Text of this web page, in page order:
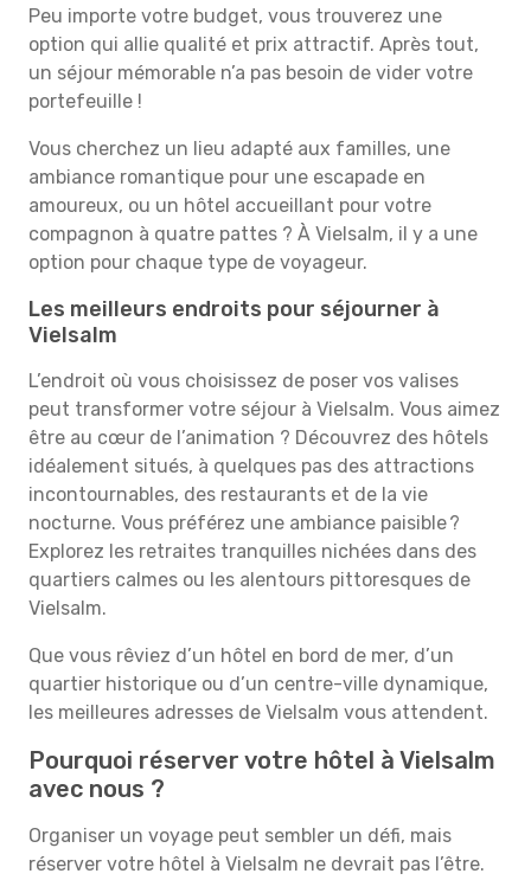
Peu importe votre budget, vous trouverez une
option qui allie qualité et prix attractif. Après tout,
un séjour mémorable n’a pas besoin de vider votre
portefeuille !
Vous cherchez un lieu adapté aux familles, une
ambiance romantique pour une escapade en
amoureux, ou un hôtel accueillant pour votre
compagnon à quatre pattes ? À Vielsalm, il y a une
option pour chaque type de voyageur.
Les meilleurs endroits pour séjourner à
Vielsalm
L’endroit où vous choisissez de poser vos valises
peut transformer votre séjour à Vielsalm. Vous aimez
être au cœur de l’animation ? Découvrez des hôtels
idéalement situés, à quelques pas des attractions
incontournables, des restaurants et de la vie
nocturne. Vous préférez une ambiance paisible ?
Explorez les retraites tranquilles nichées dans des
quartiers calmes ou les alentours pittoresques de
Vielsalm.
Que vous rêviez d’un hôtel en bord de mer, d’un
quartier historique ou d’un centre-ville dynamique,
les meilleures adresses de Vielsalm vous attendent.
Pourquoi réserver votre hôtel à Vielsalm
avec nous ?
Organiser un voyage peut sembler un défi, mais
réserver votre hôtel à Vielsalm ne devrait pas l’être.